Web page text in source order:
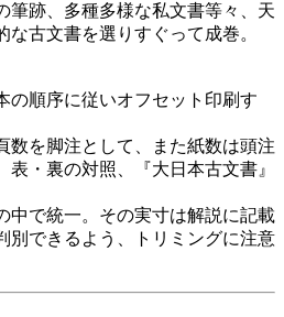
筆跡、多種多様な私文書等々、天
古文書を選りすぐって成巻。
の順序に従いオフセット印刷す
数を脚注として、また紙数は頭注
表・裏の対照、『大日本古文書』
中で統一。その実寸は解説に記載
別できるよう、トリミングに注意